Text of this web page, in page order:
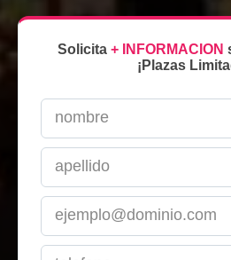
Solicita + INFORMACION
¡Plazas